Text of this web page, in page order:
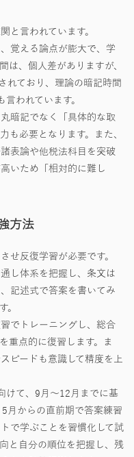
と言われています。
覚える論点が膨大で、学
は、個人差がありますが、
れており、理論の暗記時間
われています。
暗記でなく「具体的な取
も必要となります。また、
表論や他税法科目を突破
いため「相対的に難し
方法
せ反復学習が必要です。
し体系を把握し、条文は
記述式で答案を書いてみ
。
でトレーニングし、総合
重点的に復習します。ま
ピードも意識して精度を上
けて、9月～12月までに基
月からの直前期で答案練習
で学ぶことを習慣化して試
と自分の順位を把握し、残